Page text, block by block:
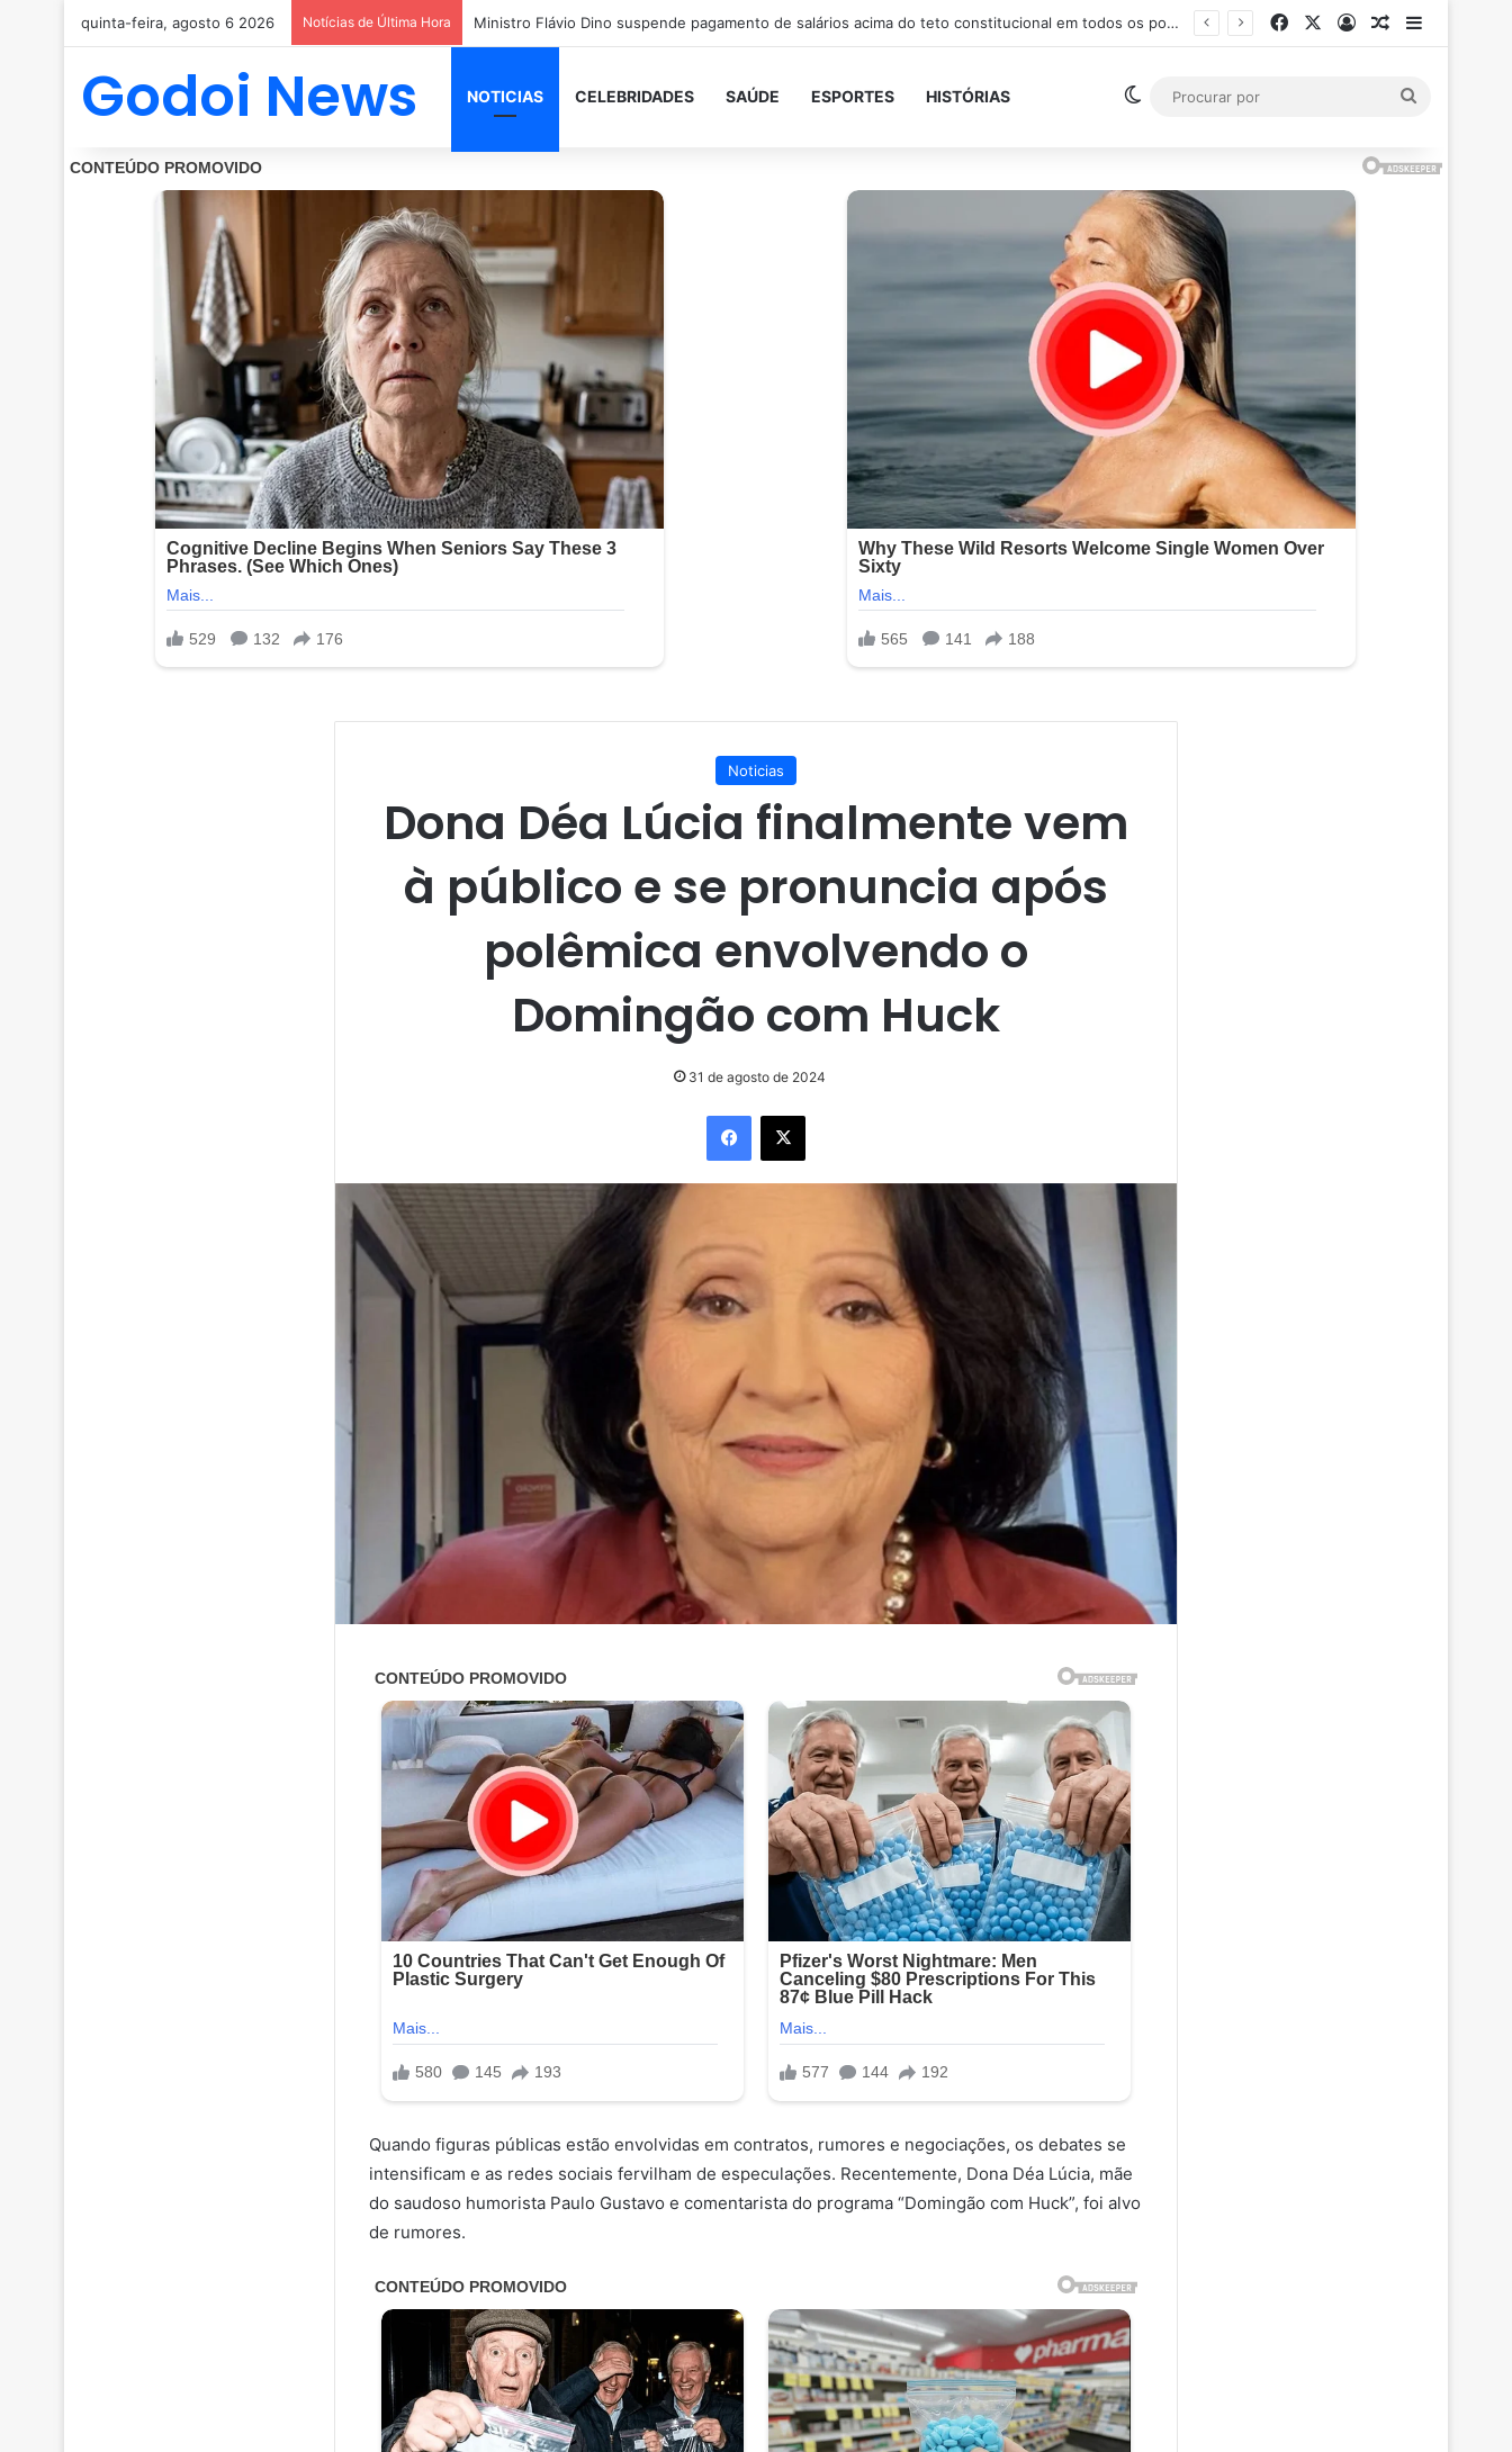
quinta-feira, agosto 6 2026 Notícias de Última Hora Ministro Flávio Dino suspende pagamento de salários acima do teto constitucional em todos os poderes FacebookEntrarArtigoBarra
Godoi News NOTICIAS CELEBRIDADES SAÚDE ESPORTES HISTÓRIAS Switch skin
Noticias
Dona Déa Lúcia finalmente vem
à público e se pronuncia após
polêmica envolvendo o
Domingão com Huck
31 de agosto de 2024
Facebook
X
Quando figuras públicas estão envolvidas em contratos, rumores e negociações, os debates se
intensificam e as redes sociais fervilham de especulações. Recentemente, Dona Déa Lúcia, mãe
do saudoso humorista Paulo Gustavo e comentarista do programa “Domingão com Huck”, foi alvo
de rumores.